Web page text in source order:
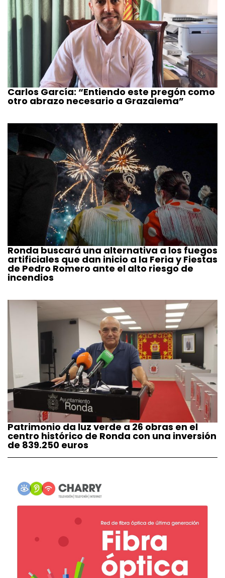
Carlos García: “Entiendo este pregón como
otro abrazo necesario a Grazalema”
Ronda buscará una alternativa a los fuegos
artificiales que dan inicio a la Feria y Fiestas
de Pedro Romero ante el alto riesgo de
incendios
Patrimonio da luz verde a 26 obras en el
centro histórico de Ronda con una inversión
de 839.250 euros